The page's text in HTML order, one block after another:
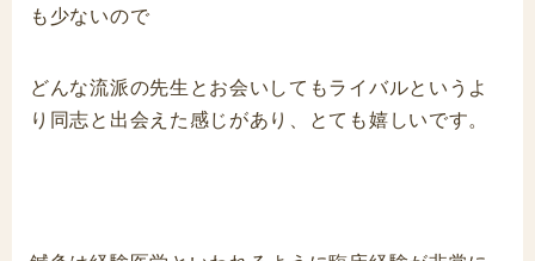
も少ないので
どんな流派の先生とお会いしてもライバルというよ
り同志と出会えた感じがあり、とても嬉しいです。